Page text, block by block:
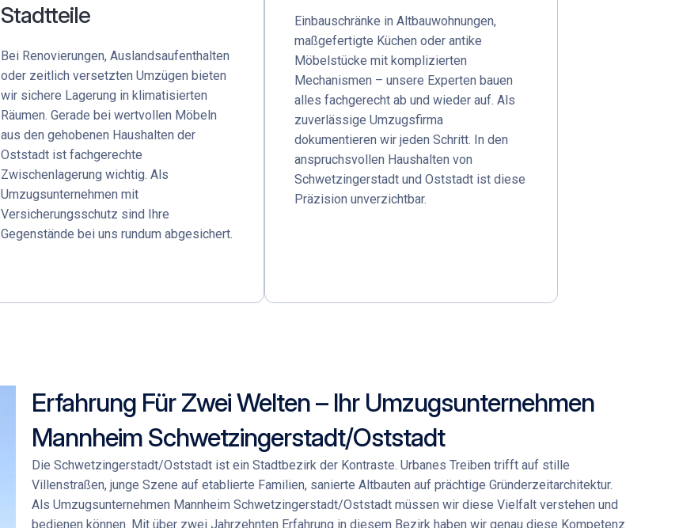
Stadtteile
Bei Renovierungen, Auslandsaufenthalten
oder zeitlich versetzten Umzügen bieten
wir sichere Lagerung in klimatisierten
Räumen. Gerade bei wertvollen Möbeln
aus den gehobenen Haushalten der
Oststadt ist fachgerechte
Zwischenlagerung wichtig. Als
Umzugsunternehmen mit
Versicherungsschutz sind Ihre
Gegenstände bei uns rundum abgesichert.
Einbauschränke in Altbauwohnungen,
maßgefertigte Küchen oder antike
Möbelstücke mit komplizierten
Mechanismen – unsere Experten bauen
alles fachgerecht ab und wieder auf. Als
zuverlässige Umzugsfirma
dokumentieren wir jeden Schritt. In den
anspruchsvollen Haushalten von
Schwetzingerstadt und Oststadt ist diese
Präzision unverzichtbar.
Erfahrung Für Zwei Welten – Ihr Umzugsunternehmen
Mannheim Schwetzingerstadt/Oststadt
Die Schwetzingerstadt/Oststadt ist ein Stadtbezirk der Kontraste. Urbanes Treiben trifft auf stille
Villenstraßen, junge Szene auf etablierte Familien, sanierte Altbauten auf prächtige Gründerzeitarchitektur.
Als Umzugsunternehmen Mannheim Schwetzingerstadt/Oststadt müssen wir diese Vielfalt verstehen und
bedienen können. Mit über zwei Jahrzehnten Erfahrung in diesem Bezirk haben wir genau diese Kompetenz